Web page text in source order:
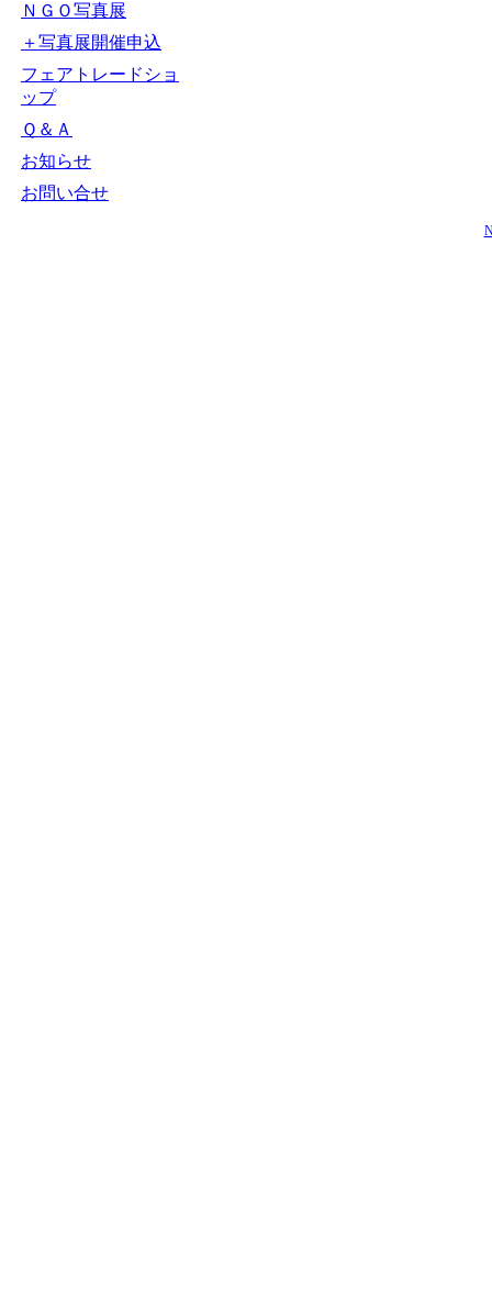
ＮＧＯ写真展
＋写真展開催申込
フェアトレードショ
ップ
Ｑ＆Ａ
お知らせ
お問い合せ